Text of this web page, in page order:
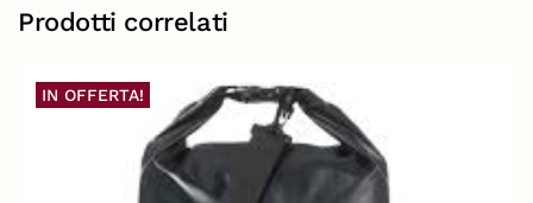
Prodotti correlati
IN OFFERTA!